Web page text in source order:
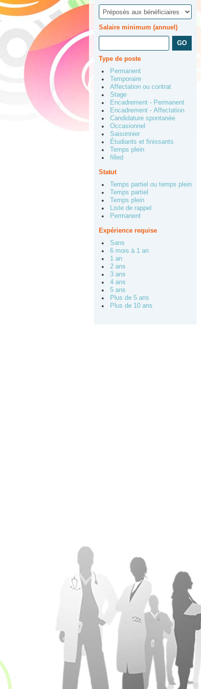
Salaire minimum (annuel)
Type de poste
Permanent
Temporaire
Affectation ou contrat
Stage
Encadrement - Permanent
Encadrement - Affectation
Candidature spontanée
Occasionnel
Saisonnier
Étudiants et finissants
Temps plein
filled
Statut
Temps partiel ou temps plein
Temps partiel
Temps plein
Liste de rappel
Permanent
Expérience requise
Sans
6 mois à 1 an
1 an
2 ans
3 ans
4 ans
5 ans
Plus de 5 ans
Plus de 10 ans